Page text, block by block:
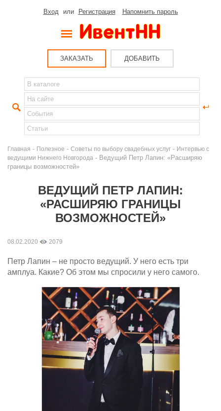
Вход или Регистрация Напомнить пароль
ЗАКАЗАТЬ ДОБАВИТЬ
Главная - Полезное - Советы по выбору свадебных услуг - Интервью с
ведущими Нижнего Новгорода - Ведущий Петр Лапин: «Расширяю
границы возможностей»
ВЕДУЩИЙ ПЕТР ЛАПИН:
«РАСШИРЯЮ ГРАНИЦЫ
ВОЗМОЖНОСТЕЙ»
08.02.2020 2079
Петр Лапин – не просто ведущий. У него есть три
амплуа. Какие? Об этом мы спросили у него самого.